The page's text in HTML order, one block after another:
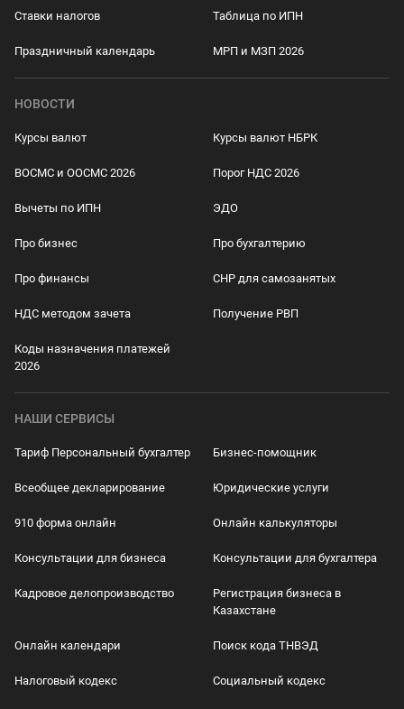
Ставки налогов Таблица по ИПН
Праздничный календарь МРП и МЗП 2026
НОВОСТИ
Курсы валют Курсы валют НБРК
ВОСМС и ООСМС 2026 Порог НДС 2026
Вычеты по ИПН ЭДО
Про бизнес Про бухгалтерию
Про финансы СНР для самозанятых
НДС методом зачета Получение РВП
Коды назначения платежей
2026
НАШИ СЕРВИСЫ
Тариф Персональный бухгалтер Бизнес-помощник
Всеобщее декларирование Юридические услуги
910 форма онлайн Онлайн калькуляторы
Консультации для бизнеса Консультации для бухгалтера
Кадровое делопроизводство
Регистрация бизнеса в
Казахстане
Онлайн календари Поиск кода ТНВЭД
Налоговый кодекс Социальный кодекс